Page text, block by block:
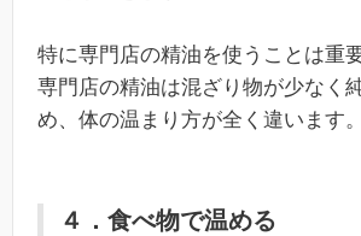
特に専門店の精油を使うことは重
専門店の精油は混ざり物が少なく
め、体の温まり方が全く違います。
４．食べ物で温める